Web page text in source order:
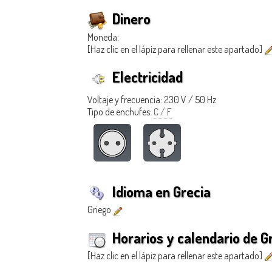
Dinero
Moneda:
[Haz clic en el lápiz para rellenar este apartado]
Electricidad
Voltaje y frecuencia: 230 V / 50 Hz
Tipo de enchufes: C / F
Idioma en Grecia
Griego
Horarios y calendario de
[Haz clic en el lápiz para rellenar este apartado]